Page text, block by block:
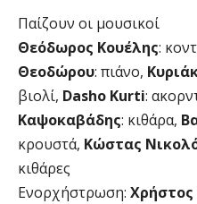
Παίζουν οι μουσικοί
Θεόδωρος Κουέλης:
Θεοδώρου: πιάνο,
βιολί, Dasho Kurti:
Καψοκαβάδης: κιθάρα,
κρουστά, Κώστας
κιθάρες
Eνορχήστρωση: